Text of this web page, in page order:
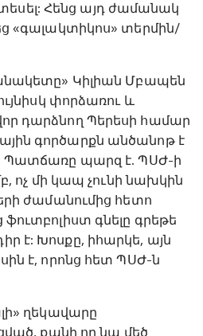
տեսել: Հենց այդ ժամանակ
«գալակտիկոս» տերմին/
Կիլիան Մբապեն
փորձառու և
դարձնող Պերեսի համար
գործարքն անծանոթ է
Պատճառը պարզ է. ՊՍԺ-ի
ոչ մի կապ չունի նախկին
ժամանումից հետո
գնելը գրեթե
է: Խոսքը, իհարկե, այն
է, որոնց հետ ՊՍԺ-ն
ղեկավարը
քանի որ նա մեծ